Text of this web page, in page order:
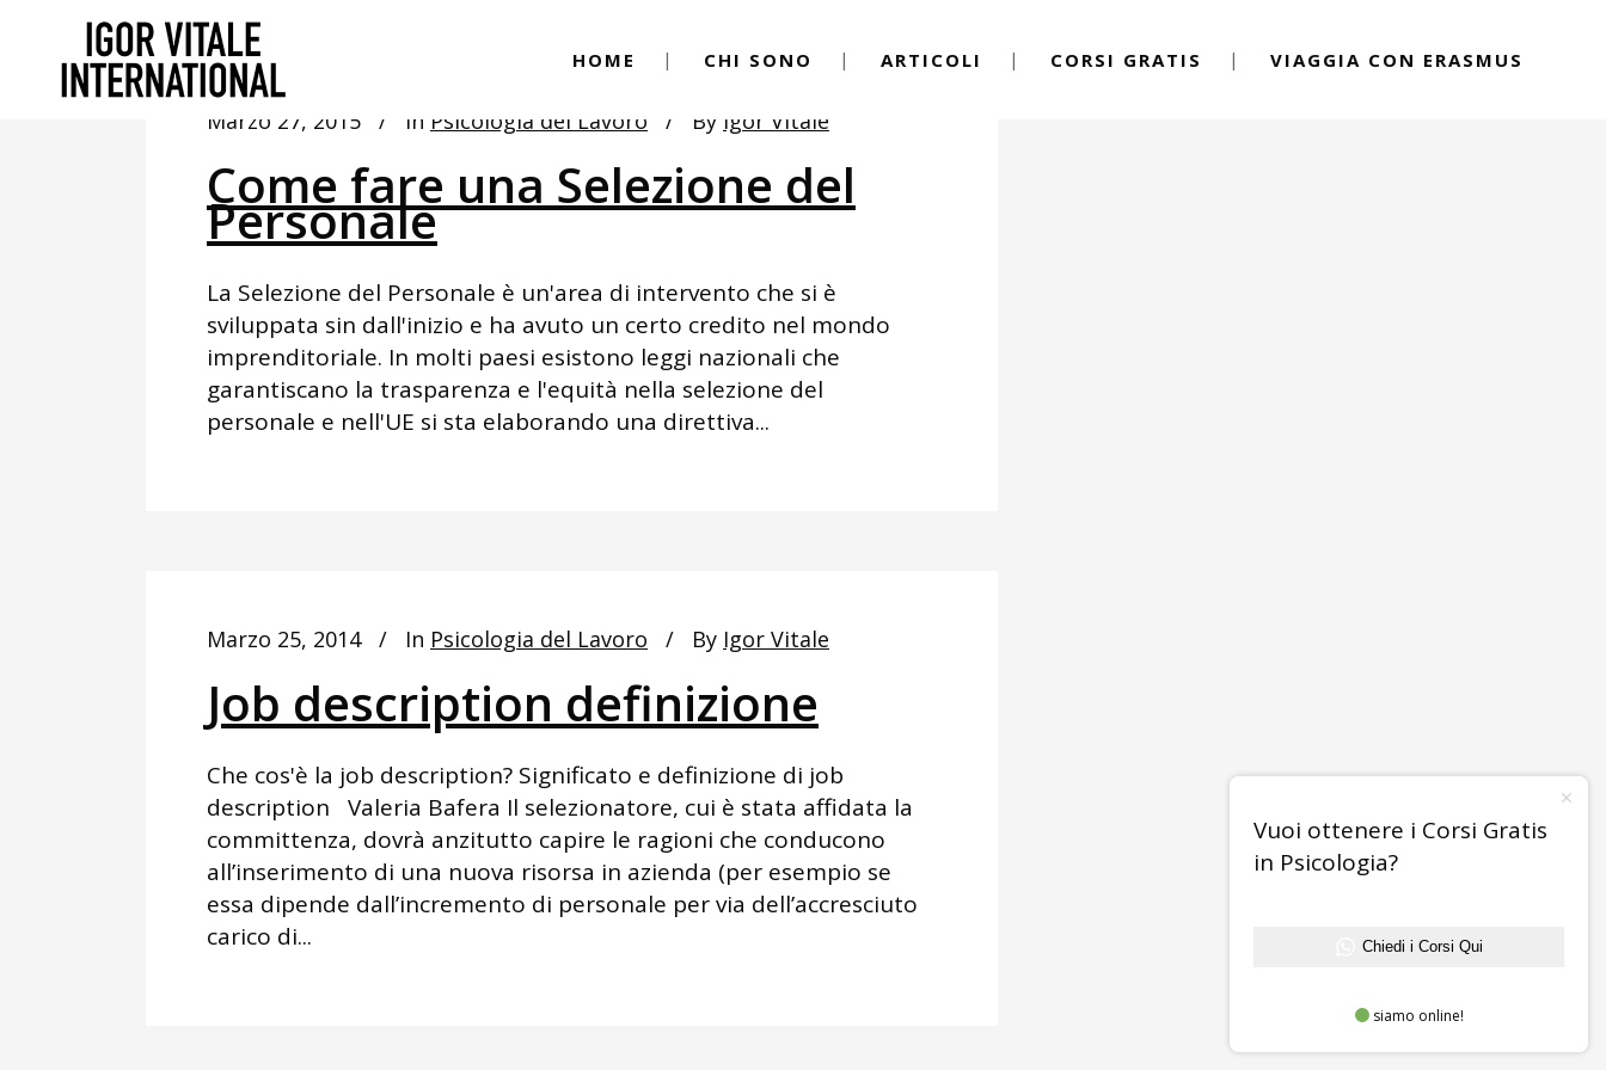
HOME CHI SONO ARTICOLI CORSI GRATIS VIAGGIA CON ERASMUS
Marzo 27, 2015 In Psicologia del Lavoro By Igor Vitale
Come fare una Selezione del
Personale
La Selezione del Personale è un'area di intervento che si è
sviluppata sin dall'inizio e ha avuto un certo credito nel mondo
imprenditoriale. In molti paesi esistono leggi nazionali che
garantiscano la trasparenza e l'equità nella selezione del
personale e nell'UE si sta elaborando una direttiva...
Marzo 25, 2014 In Psicologia del Lavoro By Igor Vitale
Job description definizione
Che cos'è la job description? Significato e definizione di job
description Valeria Bafera Il selezionatore, cui è stata affidata la
committenza, dovrà anzitutto capire le ragioni che conducono
all’inserimento di una nuova risorsa in azienda (per esempio se
essa dipende dall’incremento di personale per via dell’accresciuto
carico di...
Vuoi ottenere i Corsi Gratis
in Psicologia?
Chiedi i Corsi Qui
siamo online!